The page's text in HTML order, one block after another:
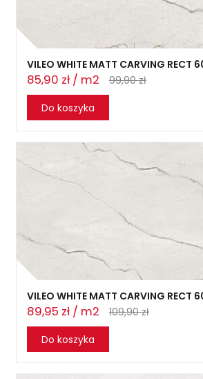
VILEO WHITE MATT CARVING RECT
85,90 zł / m2
99,90 zł
Do koszyka
VILEO WHITE MATT CARVING RECT
89,95 zł / m2
109,90 zł
Do koszyka